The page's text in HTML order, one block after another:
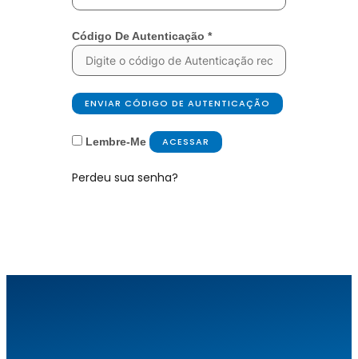
Código De Autenticação *
ENVIAR CÓDIGO DE AUTENTICAÇÃO
Lembre-Me ACESSAR
Perdeu sua senha?